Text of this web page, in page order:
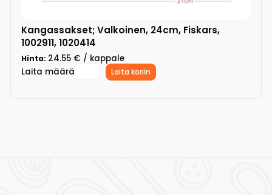
Kangassakset; Valkoinen, 24cm, Fiskars,
1002911, 1020414
Hinta: 24.55 € / kappale
Laita määrä
Laita koriin